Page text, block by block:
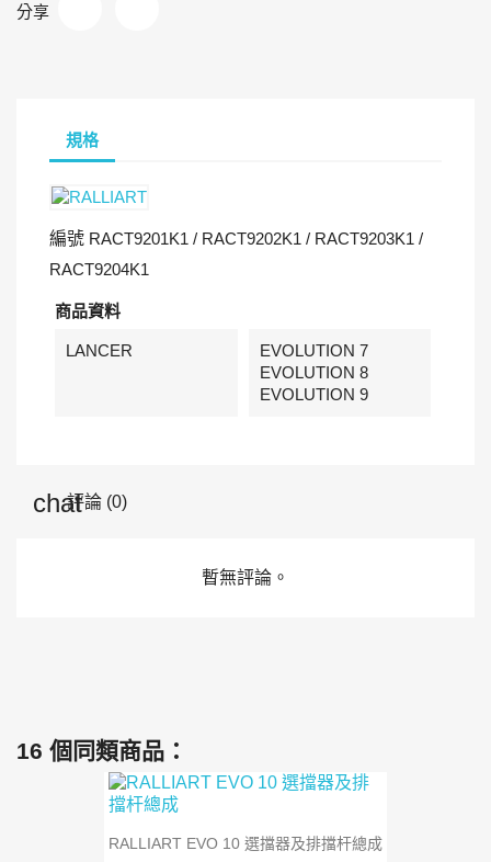
分享
規格
編號 RACT9201K1 / RACT9202K1 / RACT9203K1 /
RACT9204K1
商品資料
LANCER
EVOLUTION 7
EVOLUTION 8
EVOLUTION 9
評論 (0)
暫無評論。
16 個同類商品：
RALLIART EVO 10 選擋器及排擋杆總成